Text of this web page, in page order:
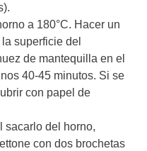
a 180°C. Hacer un
superficie del
de mantequilla en el
40-45 minutos. Si se
con papel de
sacarlo del horno,
con dos brochetas